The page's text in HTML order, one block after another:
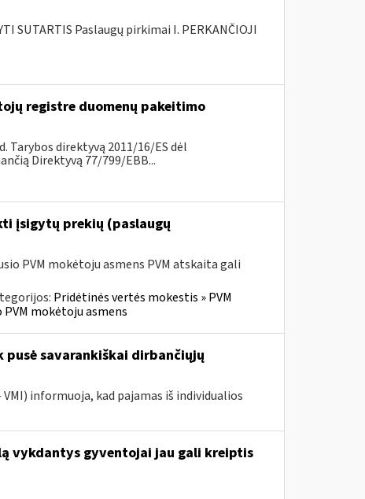
SUTARTIS Paslaugų pirkimai I. PERKANČIOJI
registre duomenų pakeitimo
Tarybos direktyvą 2011/16/ES dėl
Direktyvą 77/799/EBB...
įsigytų prekių (paslaugų
PVM mokėtoju asmens PVM atskaita gali
Pridėtinės vertės mokestis » PVM
mokėtoju asmens
savarankiškai dirbančiųjų
informuoja, kad pajamas iš individualios
vykdantys gyventojai jau gali kreiptis